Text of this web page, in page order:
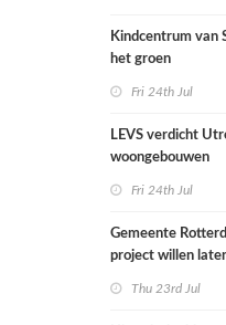
Kindcentrum van
het groen
Fri 24th Jul
LEVS verdicht
woongebouwen
Fri 24th Jul
Gemeente
project willen
Thu 23rd Jul